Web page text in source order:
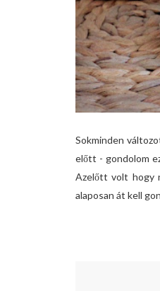
Sokminden
előtt - gondolom
Azelőtt volt hogy
alaposan át kell